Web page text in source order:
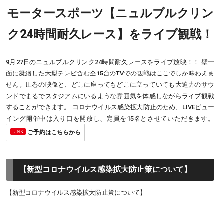
モータースポーツ【ニュルブルクリン
ク24時間耐久レース】をライブ観戦！
9月27日のニュルブルクリンク24時間耐久レースをライブ放映！！ 壁一
面に凝縮した大型テレビ含む全15台のTVでの観戦はここでしか味わえま
せん。圧巻の映像と、どこに座ってもどこに立っていても大迫力のサウ
ンドでまるでスタジアムにいるような雰囲気を体感しながらライブ観戦
することができます。 コロナウイルス感染拡大防止のため、LIVEビュー
イング開催中は入り口を開放し、定員を15名とさせていただきます。
ご予約はこちらから
【新型コロナウイルス感染拡大防止策について】
【新型コロナウイルス感染拡大防止策について】